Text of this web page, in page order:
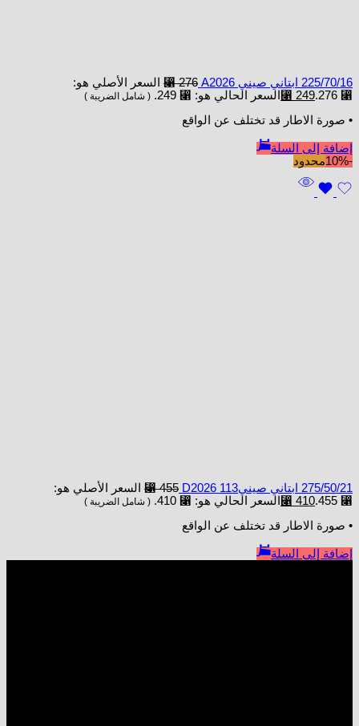
225/70/16 ابتاني صيني A2026 ⃁276
السعر الأصلي هو:
⃁ 276.
⃁ 249 السعر الحالي هو: ⃁ 249. ( شامل الضريبة )
• صورة الاطار قد تختلف عن الواقع
إضافة إلى السلة
-10%
محدود
275/50/21 ابتاني صينيD2026 113 ⃁455
السعر الأصلي هو:
⃁ 455.
⃁ 410 السعر الحالي هو: ⃁ 410. ( شامل الضريبة )
• صورة الاطار قد تختلف عن الواقع
إضافة إلى السلة